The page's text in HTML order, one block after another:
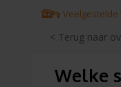
Veelgestelde
< Terug naar
Welke